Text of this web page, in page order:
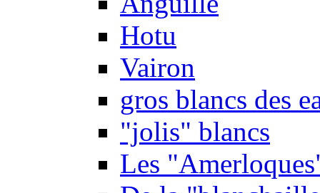
Hotu
Vairon
gros blancs des
"jolis" blancs
Les